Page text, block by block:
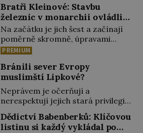
Bratři Kleinové: Stavbu
železnic v monarchii ovládli
samouci
Na začátku je jich šest a začínají
poměrně skromně, úpravami
zahrad, rybníků a parků. Postupně
Během 40 let vybudují na území
monarchie třetinu všech tratí,
tedy asi 3500 kilometrů! Ohromně
na tom zbohatnou… Podnikavého
ducha zdědí bratři Kleinové po
otci Johannovi (1756–1835), který
má malý statek na Jesenicku […]
PREMIUM
Bránili sever Evropy
muslimští Lipkové?
Neprávem je očerňují a
nerespektují jejich stará privilegia.
dohodnutý žold! Lipkové proti
těmto „podrazům“ hlasitě
Dědictví Babenberků: Klíčovou
listinu si každý vykládal po